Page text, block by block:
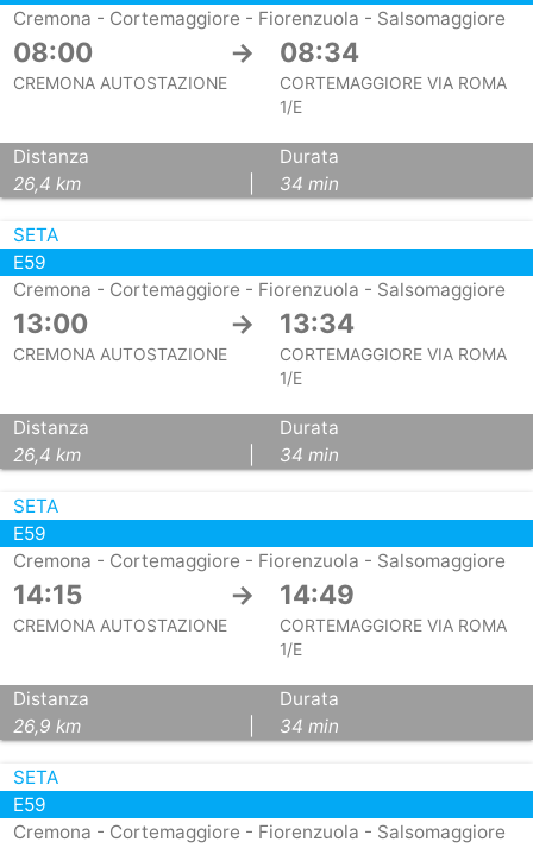
Cremona - Cortemaggiore - Fiorenzuola - Salsomaggiore
08:00 → 08:34
CREMONA AUTOSTAZIONE
CORTEMAGGIORE VIA ROMA
1/E
Distanza
26,4 km
Durata
34 min
SETA
E59
Cremona - Cortemaggiore - Fiorenzuola - Salsomaggiore
13:00 → 13:34
CREMONA AUTOSTAZIONE
CORTEMAGGIORE VIA ROMA
1/E
Distanza
26,4 km
Durata
34 min
SETA
E59
Cremona - Cortemaggiore - Fiorenzuola - Salsomaggiore
14:15 → 14:49
CREMONA AUTOSTAZIONE
CORTEMAGGIORE VIA ROMA
1/E
Distanza
26,9 km
Durata
34 min
SETA
E59
Cremona - Cortemaggiore - Fiorenzuola - Salsomaggiore